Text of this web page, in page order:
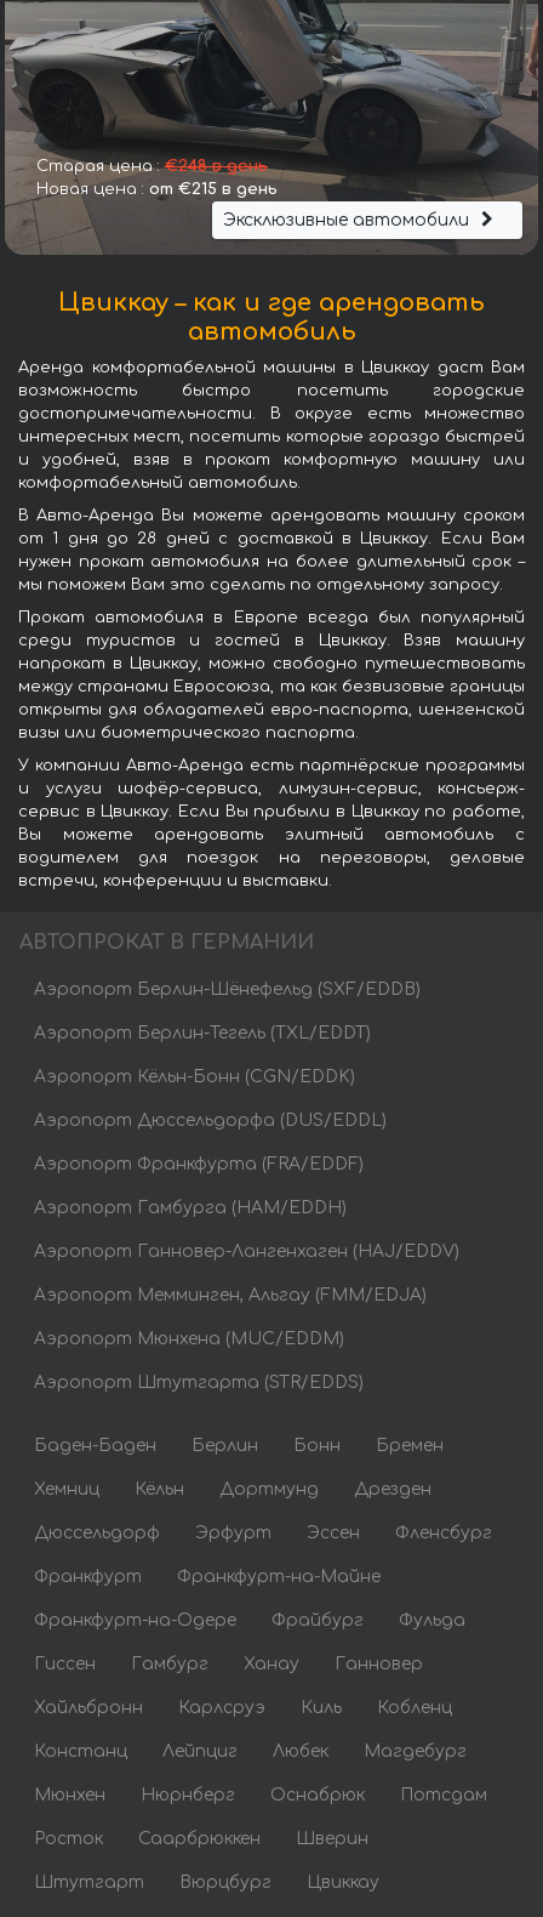
Старая цена :€248 в день
Новая цена : от €215 в день
Эксклюзивные автомобили
Цвиккау – как и где арендовать
автомобиль
Аренда комфортабельной машины в Цвиккау даст Вам
возможность быстро посетить городские
достопримечательности. В округе есть множество
интересных мест, посетить которые гораздо быстрей
и удобней, взяв в прокат комфортную машину или
комфортабельный автомобиль.
В Авто-Аренда Вы можете арендовать машину сроком
от 1 дня до 28 дней с доставкой в Цвиккау. Если Вам
нужен прокат автомобиля на более длительный срок –
мы поможем Вам это сделать по отдельному запросу.
Прокат автомобиля в Европе всегда был популярный
среди туристов и гостей в Цвиккау. Взяв машину
напрокат в Цвиккау, можно свободно путешествовать
между странами Евросоюза, та как безвизовые границы
открыты для обладателей евро-паспорта, шенгенской
визы или биометрического паспорта.
У компании Авто-Аренда есть партнёрские программы
и услуги шофёр-сервиса, лимузин-сервис, консьерж-
сервис в Цвиккау. Если Вы прибыли в Цвиккау по работе,
Вы можете арендовать элитный автомобиль с
водителем для поездок на переговоры, деловые
встречи, конференции и выставки.
АВТОПРОКАТ В ГЕРМАНИИ
Аэропорт Берлин-Шёнефельд (SXF/EDDB)
Аэропорт Берлин-Тегель (TXL/EDDT)
Аэропорт Кёльн-Бонн (CGN/EDDK)
Аэропорт Дюссельдорфа (DUS/EDDL)
Аэропорт Франкфурта (FRA/EDDF)
Аэропорт Гамбурга (HAM/EDDH)
Аэропорт Ганновер-Лангенхаген (HAJ/EDDV)
Аэропорт Мемминген, Альгау (FMM/EDJA)
Аэропорт Мюнхена (MUC/EDDM)
Аэропорт Штутгарта (STR/EDDS)
Баден-Баден Берлин Бонн Бремен
Хемниц Кёльн Дортмунд Дрезден
Дюссельдорф Эрфурт Эссен Фленсбург
Франкфурт Франкфурт-на-Майне
Франкфурт-на-Одере Фрайбург Фульда
Гиссен Гамбург Ханау Ганновер
Хайльбронн Карлсруэ Киль Кобленц
Констанц Лейпциг Любек Магдебург
Мюнхен Нюрнберг Оснабрюк Потсдам
Росток Саарбрюккен Шверин
Штутгарт Вюрцбург Цвиккау